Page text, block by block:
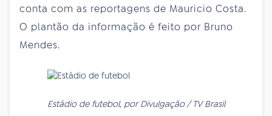
conta com as reportagens de Mauricio Costa.
O plantão da informação é feito por Bruno
Mendes.
Estádio de futebol, por Divulgação / TV Brasil